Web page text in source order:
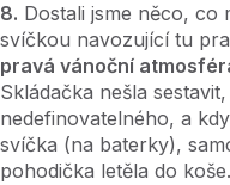
8. Dostali jsme něco, co
svíčkou navozující tu
pravá vánoční
Skládačka nešla
nedefinovatelného, a
svíčka (na baterky),
pohodička letěla do koše.